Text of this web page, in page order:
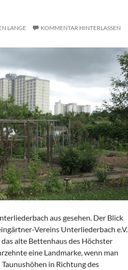
LANGE KOMMENTAR HINTERLASSEN
aus gesehen. Der Blick
Vereins Unterliederbach e.V.
alte Bettenhaus des Höchster
eine Landmarke, wenn man
in Richtung des